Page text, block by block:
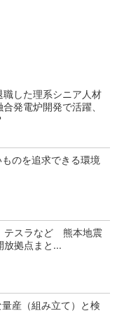
職した理系シニア人材
発電炉開発で活躍、
ものを追求できる環境
テスラなど 熊本地震
放拠点まと...
産（組み立て）と検